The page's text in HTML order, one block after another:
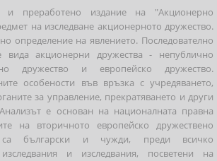
и преработено издание на "Акционерно
на изследване акционерното дружество.
определение на явлението. Последователно
вида акционерни дружества - непублично
дружество и европейско дружество.
особености във връзка с учредяването,
за управление, прекратяването и други
е основан на националната правна
на вторичното европейско дружествено
български и чужди, преди всичко
изследвания и изследвания, посветени на